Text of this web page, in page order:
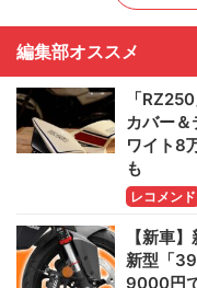
編集部オススメ
「
カバー
ワイト8
も
レコメンド
【新車
新型「
9000円